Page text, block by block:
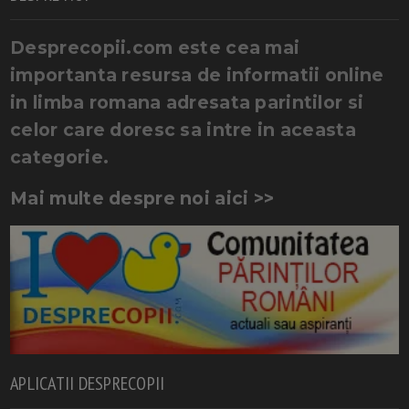
Desprecopii.com este cea mai
importanta resursa de informatii online
in limba romana adresata parintilor si
celor care doresc sa intre in aceasta
categorie.
Mai multe despre noi aici >>
APLICATII DESPRECOPII